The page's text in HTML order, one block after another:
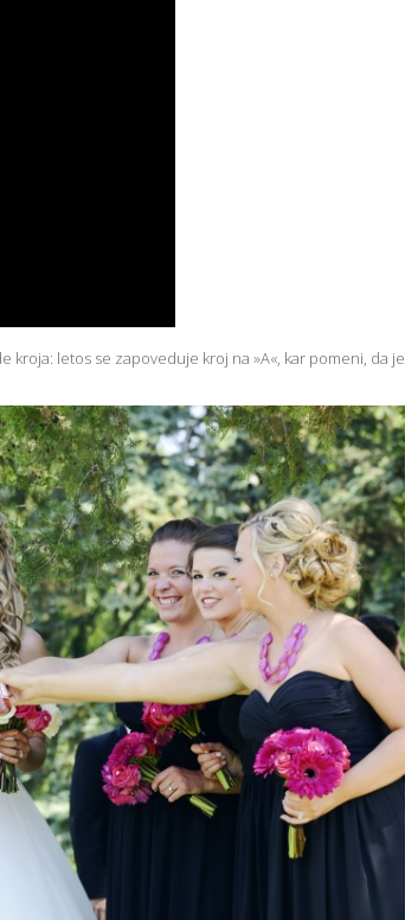
letos se zapoveduje kroj na »A«, kar pomeni, da je